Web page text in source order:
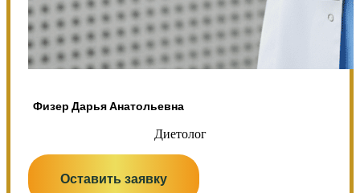
Физер Дарья Анатольевна
Диетолог
Оставить заявку